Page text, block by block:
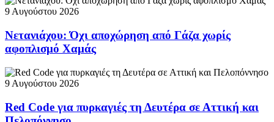
9 Αυγούστου 2026
Νετανιάχου: Όχι αποχώρηση από Γάζα χωρίς
αφοπλισμό Χαμάς
9 Αυγούστου 2026
Red Code για πυρκαγιές τη Δευτέρα σε Αττική και